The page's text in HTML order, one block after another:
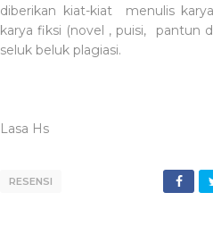
diberikan kiat-kiat menulis
karya fiksi (novel , puisi, pantun
seluk beluk plagiasi.
Lasa Hs
RESENSI